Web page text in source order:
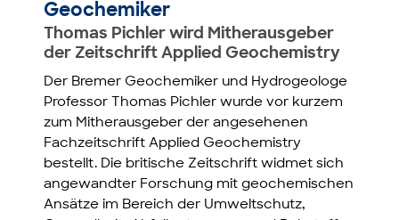
Geochemiker
Thomas Pichler wird Mitherausgeber
der Zeitschrift Applied Geochemistry
Der Bremer Geochemiker und Hydrogeologe
Professor Thomas Pichler wurde vor kurzem
zum Mitherausgeber der angesehenen
Fachzeitschrift Applied Geochemistry
bestellt. Die britische Zeitschrift widmet sich
angewandter Forschung mit geochemischen
Ansätze im Bereich der Umweltschutz,